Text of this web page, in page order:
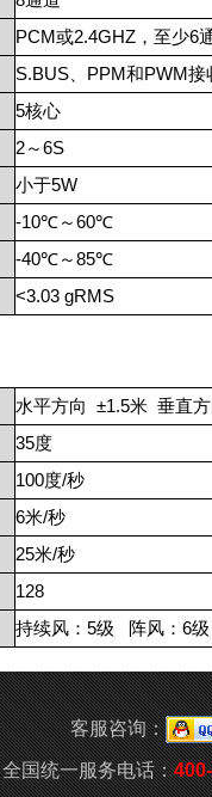
PCM或2.4GHZ ，至少6
S.BUS PPM和PWM接
5核心
2～6S
小于5W
-10℃～60℃
-40℃～85℃
<3.03 gRMS
水平方向 ±1.5米 垂直
35度
100度/秒
6米/秒
25米/秒
128
持续风： 5级 阵风： 6级
客服咨询：
全国统一服务电话：